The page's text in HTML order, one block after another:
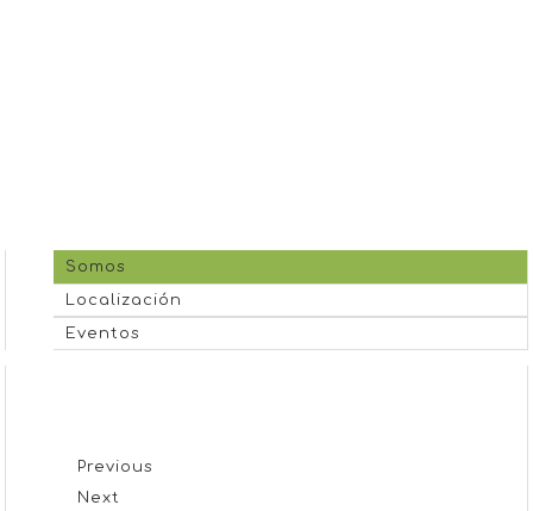
Somos
Localización
Eventos
Previous
Next